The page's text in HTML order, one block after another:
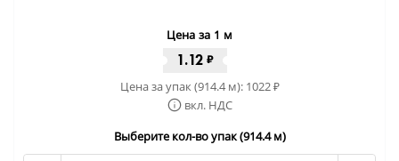
Цена за 1 м
1.12 ₽
Цена за упак (914.4 м): 1022₽
вкл. НДС
Выберите кол-во упак (914.4 м)